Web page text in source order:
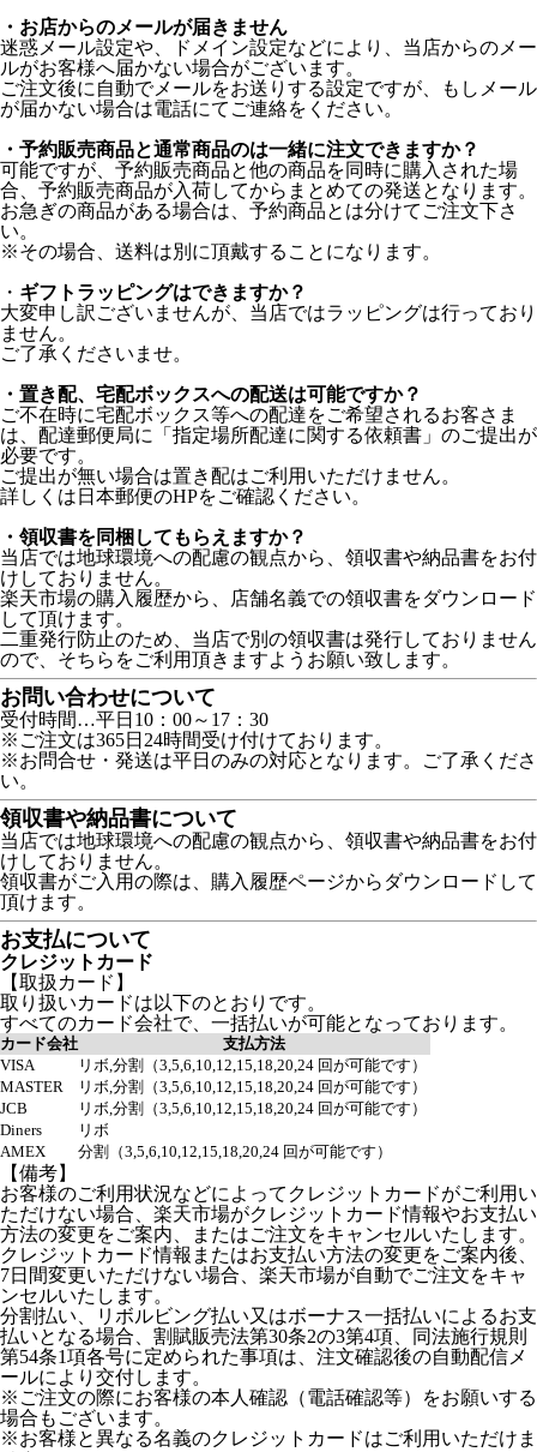
・お店からのメールが届きません
迷惑メール設定や、ドメイン設定などにより、当店からのメー
ルがお客様へ届かない場合がございます。
ご注文後に自動でメールをお送りする設定ですが、もしメール
が届かない場合は電話にてご連絡をください。
・予約販売商品と通常商品のは一緒に注文できますか？
可能ですが、予約販売商品と他の商品を同時に購入された場
合、予約販売商品が入荷してからまとめての発送となります。
お急ぎの商品がある場合は、予約商品とは分けてご注文下さ
い。
※その場合、送料は別に頂戴することになります。
・ ギフトラッピングはできますか？
大変申し訳ございませんが、当店ではラッピングは行っており
ません。
ご了承くださいませ。
・置き配、宅配ボックスへの配送は可能ですか？
ご不在時に宅配ボックス等への配達をご希望されるお客さま
は、配達郵便局に「指定場所配達に関する依頼書」のご提出が
必要です。
ご提出が無い場合は置き配はご利用いただけません。
詳しくは日本郵便のHPをご確認ください。
・領収書を同梱してもらえますか？
当店では地球環境への配慮の観点から、領収書や納品書をお付
けしておりません。
楽天市場の購入履歴から、店舗名義での領収書をダウンロード
して頂けます。
二重発行防止のため、当店で別の領収書は発行しておりません
ので、そちらをご利用頂きますようお願い致します。
お問い合わせについて
受付時間…平日10：00～17：30
※ご注文は365日24時間受け付けております。
※お問合せ・発送は平日のみの対応となります。ご了承くださ
い。
領収書や納品書について
当店では地球環境への配慮の観点から、領収書や納品書をお付
けしておりません。
領収書がご入用の際は、購入履歴ページからダウンロードして
頂けます。
お支払について
クレジットカード
【取扱カード】
取り扱いカードは以下のとおりです。
すべてのカード会社で、一括払いが可能となっております。
カード会社
支払方法
VISA
リボ,分割（3,5,6,10,12,15,18,20,24 回が可能です）
MASTER
リボ,分割（3,5,6,10,12,15,18,20,24 回が可能です）
JCB
リボ,分割（3,5,6,10,12,15,18,20,24 回が可能です）
Diners
リボ
AMEX
分割（3,5,6,10,12,15,18,20,24 回が可能です）
【備考】
お客様のご利用状況などによってクレジットカードがご利用い
ただけない場合、楽天市場がクレジットカード情報やお支払い
方法の変更をご案内、またはご注文をキャンセルいたします。
クレジットカード情報またはお支払い方法の変更をご案内後、
7日間変更いただけない場合、楽天市場が自動でご注文をキャ
ンセルいたします。
分割払い、リボルビング払い又はボーナス一括払いによるお支
払いとなる場合、割賦販売法第30条2の3第4項、同法施行規則
第54条1項各号に定められた事項は、注文確認後の自動配信メ
ールにより交付します。
※ご注文の際にお客様の本人確認（電話確認等）をお願いする
場合もございます。
※お客様と異なる名義のクレジットカードはご利用いただけま